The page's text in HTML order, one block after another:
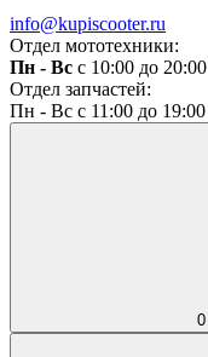
info@kupiscooter.ru
Отдел мототехники:
Пн - Вс с 10:00 до 20:00
Отдел запчастей:
Пн - Вс с 11:00 до 19:00
0